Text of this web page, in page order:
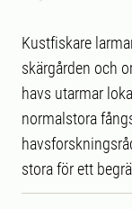
Kustfiskare
skärgården och
havs utarmar
normalstora
stora för ett